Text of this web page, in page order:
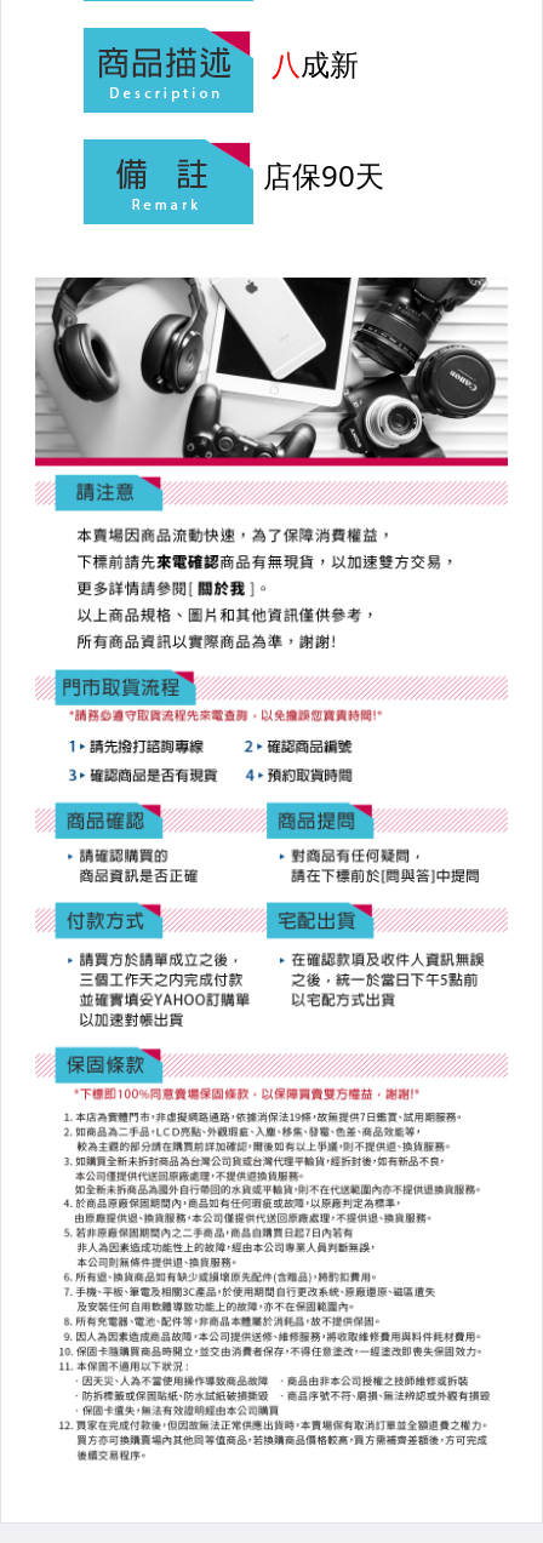
【CANON】閃光燈與周邊
【NIKON】單眼相機
【NIKON】單眼鏡頭
【SONY】單眼相機
【SONY】單眼鏡頭
【SONY】閃光燈與周邊
【LEICA】相機
【LEICA】鏡頭與周邊
【PENTAX】單眼系列
【CONTAX】單眼系列
【FUJIFILM】單眼系列
【OLYMPUS】43&M43系列
【CASIO】數位相機&自拍相機
【SONY】數位相機&自拍相機
【SIGMA】單眼鏡頭
【二手/中古】智慧型手機
【二手/中古】平板電腦
【二手/中古】通話平板
【二手/中古】筆記型電腦
【二手/中古】桌上型電腦
【二手/中古】液晶螢幕
【二手/中古】數位相機
【二手/中古】其它鏡頭系列
【二手/中古】電玩主機
【二手/中古】3C產品
【二手/中古】精品
【二手/中古】耳機